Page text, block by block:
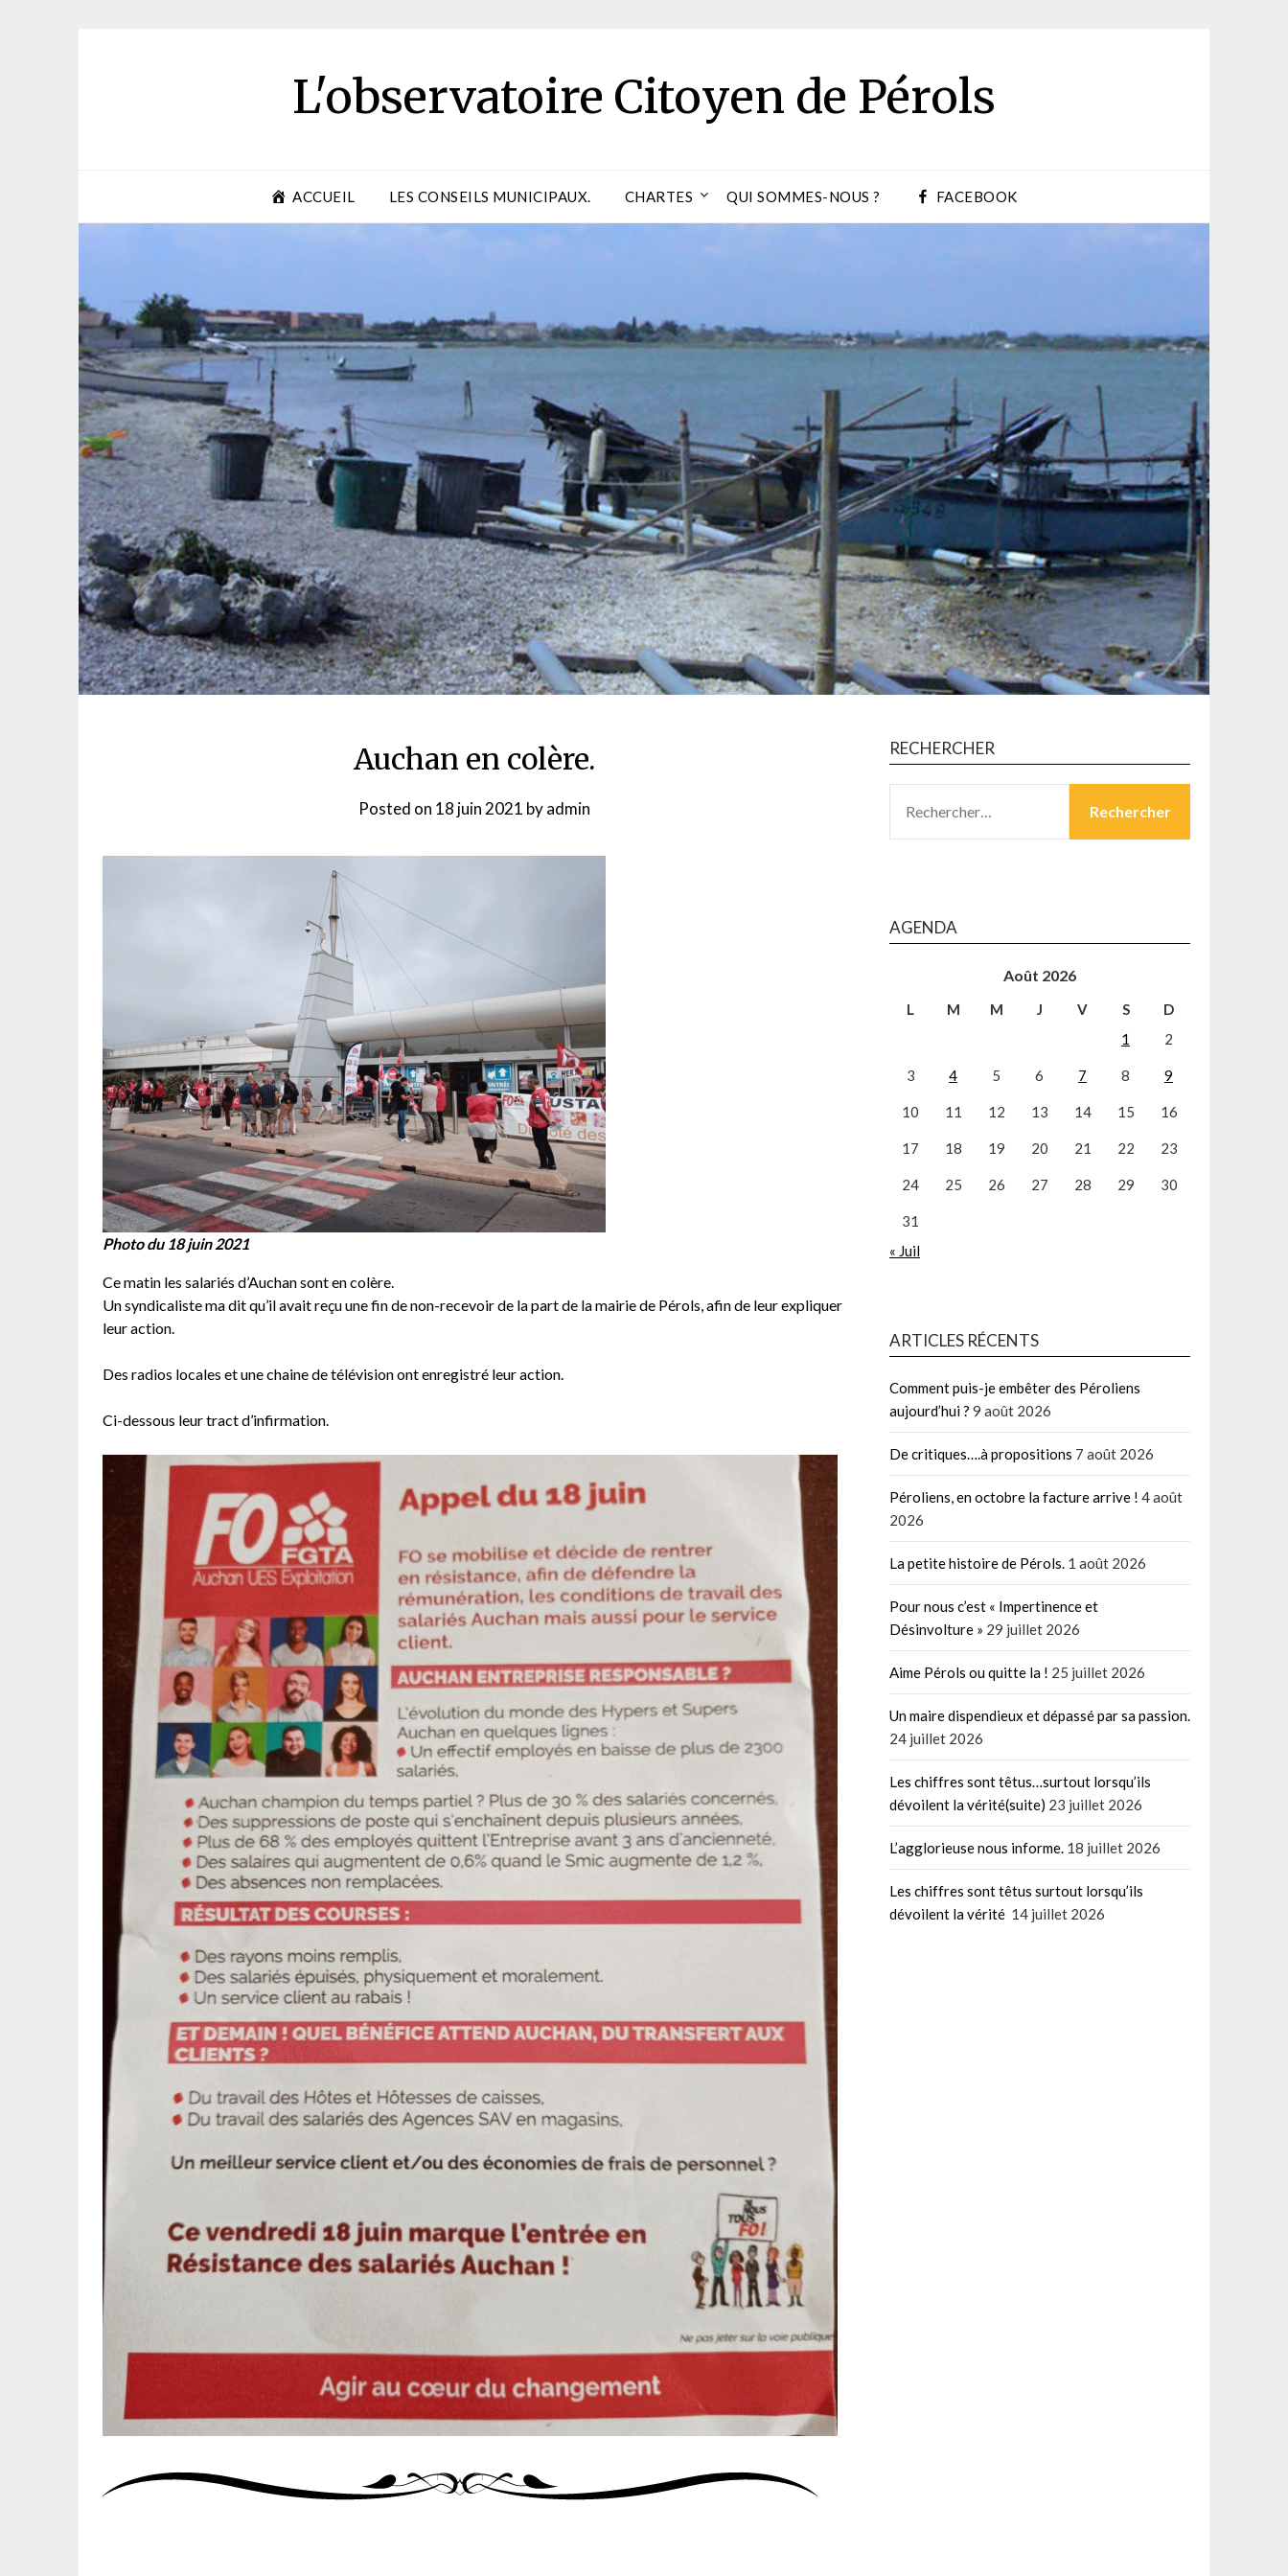
L'observatoire Citoyen de Pérols
ACCUEIL LES CONSEILS MUNICIPAUX. CHARTES QUI SOMMES-NOUS ? FACEBOOK
Auchan en colère.
Posted on 18 juin 2021 byadmin
Photo du 18 juin 2021
Ce matin les salariés d’Auchan sont en colère.
Un syndicaliste ma dit qu’il avait reçu une fin de non-recevoir de la part de la mairie de Pérols, afin de leur expliquer
leur action.
Des radios locales et une chaine de télévision ont enregistré leur action.
Ci-dessous leur tract d’infirmation.
RECHERCHER
AGENDA
Août 2026
L M M J V S
D
1
2
3 4 5 6 7 8 9
10 11 12 13 14 15 16
17 18 19 20 21 22 23
24 25 26 27 28 29 30
31
« Juil
ARTICLES RÉCENTS
Comment puis-je embêter des Péroliens
aujourd’hui ? 9 août 2026
De critiques….à propositions 7 août 2026
Péroliens, en octobre la facture arrive ! 4 août
2026
La petite histoire de Pérols. 1 août 2026
Pour nous c’est « Impertinence et
Désinvolture » 29 juillet 2026
Aime Pérols ou quitte la ! 25 juillet 2026
Un maire dispendieux et dépassé par sa passion.
24 juillet 2026
Les chiffres sont têtus…surtout lorsqu’ils
dévoilent la vérité(suite) 23 juillet 2026
L’agglorieuse nous informe. 18 juillet 2026
Les chiffres sont têtus surtout lorsqu’ils
dévoilent la vérité 14 juillet 2026